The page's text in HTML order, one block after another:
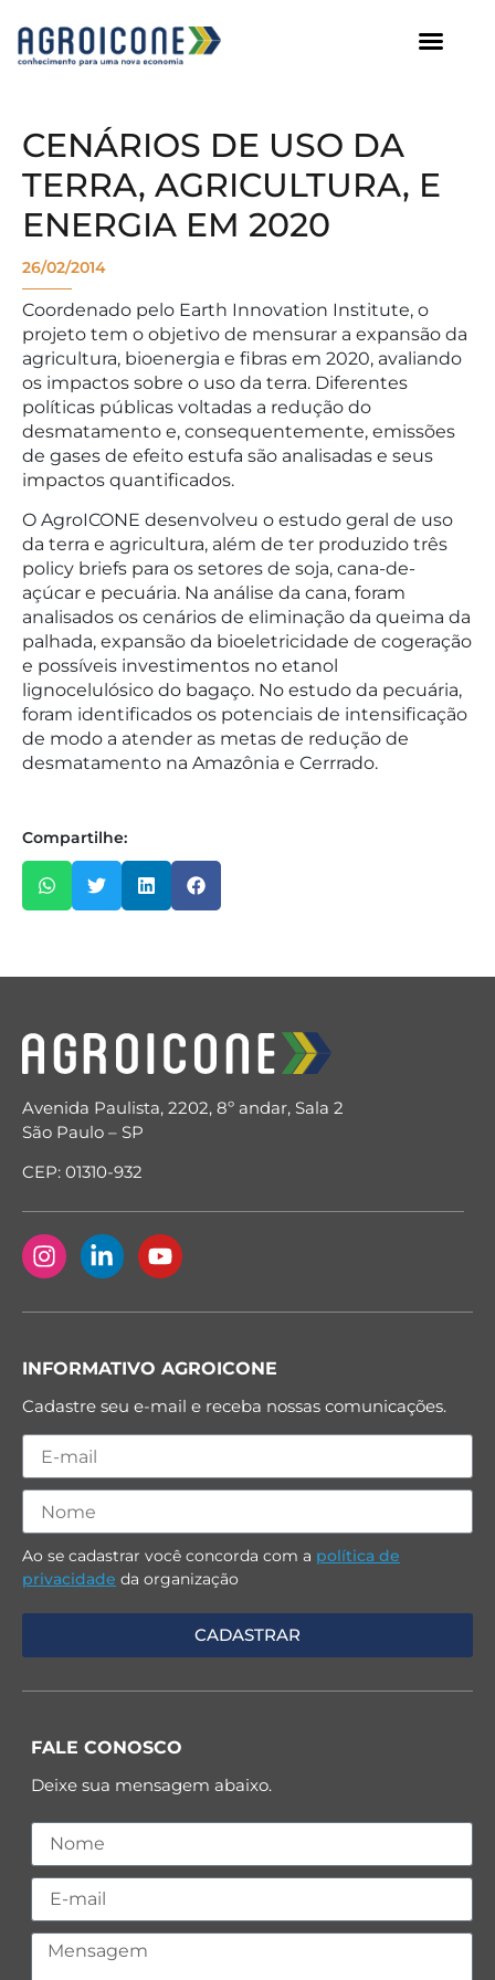
CENÁRIOS DE USO DA
TERRA, AGRICULTURA, E
ENERGIA EM 2020
26/02/2014
Coordenado pelo Earth Innovation Institute, o
projeto tem o objetivo de mensurar a expansão da
agricultura, bioenergia e fibras em 2020, avaliando
os impactos sobre o uso da terra. Diferentes
políticas públicas voltadas a redução do
desmatamento e, consequentemente, emissões
de gases de efeito estufa são analisadas e seus
impactos quantificados.
O AgroICONE desenvolveu o estudo geral de uso
da terra e agricultura, além de ter produzido três
policy briefs para os setores de soja, cana-de-
açúcar e pecuária. Na análise da cana, foram
analisados os cenários de eliminação da queima da
palhada, expansão da bioeletricidade de cogeração
e possíveis investimentos no etanol
lignocelulósico do bagaço. No estudo da pecuária,
foram identificados os potenciais de intensificação
de modo a atender as metas de redução de
desmatamento na Amazônia e Cerrrado.
Compartilhe:
Avenida Paulista, 2202, 8º andar, Sala 2
São Paulo – SP
CEP: 01310-932
INFORMATIVO AGROICONE
Cadastre seu e-mail e receba nossas comunicações.
Ao se cadastrar você concorda com a política de
privacidade da organização
FALE CONOSCO
Deixe sua mensagem abaixo.